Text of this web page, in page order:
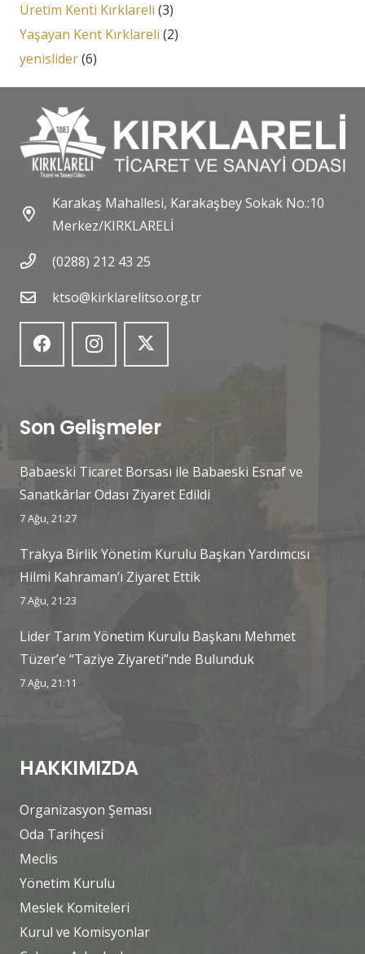
Üretim Kenti Kırklareli (3)
Yaşayan Kent Kırklareli (2)
yenislider(6)
Karakaş Mahallesi, Karakaşbey Sokak No.:10
Merkez/KIRKLARELİ
(0288) 212 43 25
ktso@kirklarelitso.org.tr
Son Gelişmeler
Babaeski Ticaret Borsası ile Babaeski Esnaf ve
Sanatkârlar Odası Ziyaret Edildi
7 Ağu, 21:27
Trakya Birlik Yönetim Kurulu Başkan Yardımcısı
Hilmi Kahraman’ı Ziyaret Ettik
7 Ağu, 21:23
Lider Tarım Yönetim Kurulu Başkanı Mehmet
Tüzer’e “Taziye Ziyareti”nde Bulunduk
7 Ağu, 21:11
HAKKIMIZDA
Organizasyon Şeması
Oda Tarihçesi
Meclis
Yönetim Kurulu
Meslek Komiteleri
Kurul ve Komisyonlar